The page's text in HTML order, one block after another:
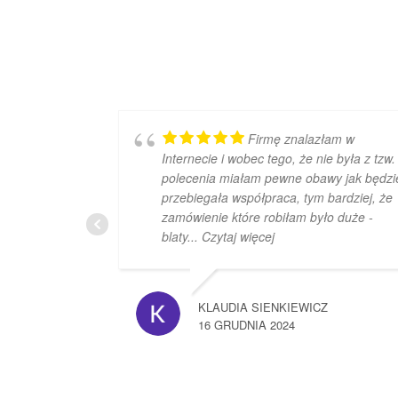
Firmę znalazłam w
Internecie i wobec tego, że nie była z tzw.
polecenia miałam pewne obawy jak
przebiegała współpraca, tym bardziej, że
zamówienie które robiłam było duże -
blaty... Czytaj więcej
KLAUDIA SIENKIEWICZ
16 GRUDNIA 2024